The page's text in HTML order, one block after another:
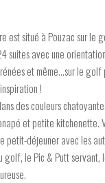
est situé à Pouzac sur le
suites avec une
et même…sur le golf
!
des couleurs
et petite kitchenette.
petit-déjeuner avec les
golf, le Pic & Putt servant,